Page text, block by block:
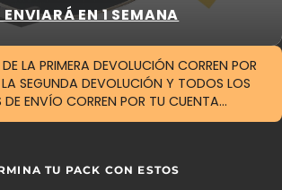
ENVIARÁ EN 1 SEMANA
LA PRIMERA DEVOLUCIÓN CORREN POR
SEGUNDA DEVOLUCIÓN Y TODOS LOS
DE ENVÍO CORREN POR TU CUENTA...
TU PACK CON ESTOS